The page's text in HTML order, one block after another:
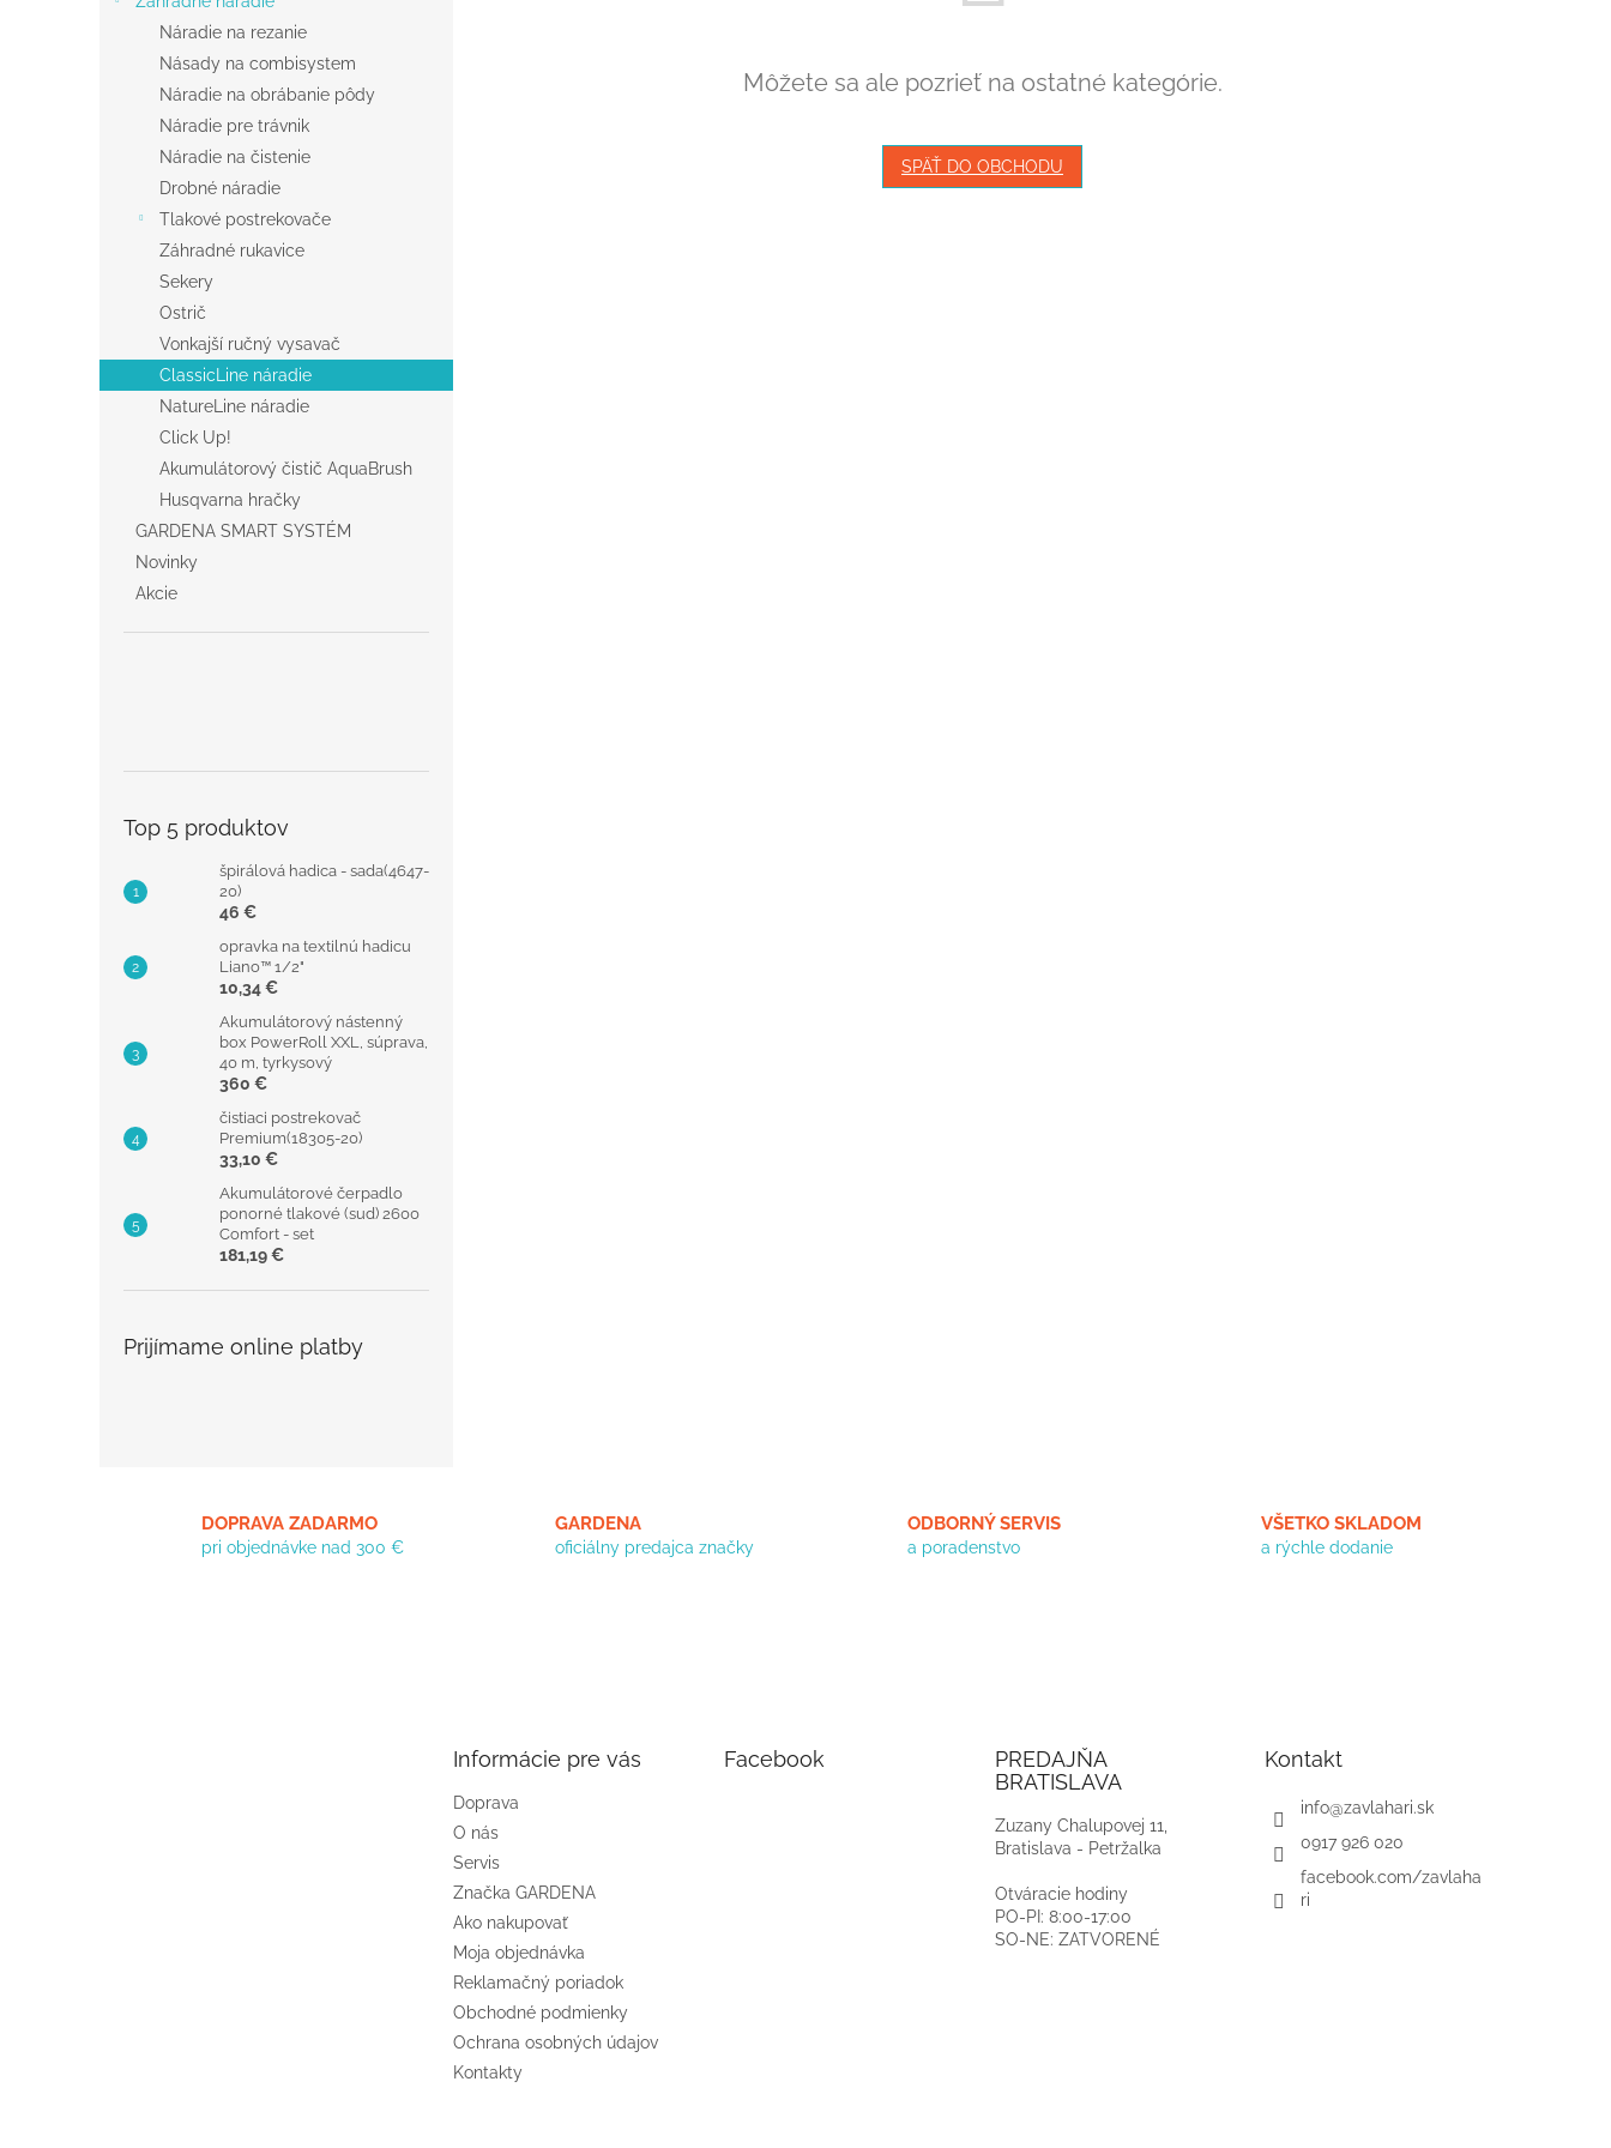
Náradie na rezanie
Násady na combisystem
Náradie na obrábanie pôdy
Náradie pre trávnik
Náradie na čistenie
Drobné náradie
Tlakové postrekovače
Záhradné rukavice
Sekery
Ostrič
Vonkajší ručný vysavač
ClassicLine náradie
NatureLine náradie
Click Up!
Akumulátorový čistič AquaBrush
Husqvarna hračky
GARDENA SMART SYSTÉM
Novinky
Akcie
Top 5 produktov
špirálová hadica - sada(4647-
20)
46 €
opravka na textilnú hadicu
Liano™ 1/2"
10,34 €
Akumulátorový nástenný
box PowerRoll XXL, súprava,
40 m, tyrkysový
360 €
čistiaci postrekovač
Premium(18305-20)
33,10 €
Akumulátorové čerpadlo
ponorné tlakové (sud) 2600
Comfort - set
181,19 €
Prijímame online platby
Môžete sa ale pozrieť na ostatné kategórie.
SPÄŤ DO OBCHODU
DOPRAVA ZADARMO
pri objednávke nad 300 €
GARDENA
oficiálny predajca značky
ODBORNÝ SERVIS
a poradenstvo
VŠETKO SKLADOM
a rýchle dodanie
Informácie pre vás
Doprava
O nás
Servis
Značka GARDENA
Ako nakupovať
Moja objednávka
Reklamačný poriadok
Obchodné podmienky
Ochrana osobných údajov
Kontakty
Facebook
PREDAJŇA
BRATISLAVA
Zuzany Chalupovej 11,
Bratislava - Petržalka
Otváracie hodiny
PO-PI: 8:00-17:00
SO-NE: ZATVORENÉ
Kontakt
info@zavlahari.sk
0917 926 020
facebook.com/zavlaha
ri